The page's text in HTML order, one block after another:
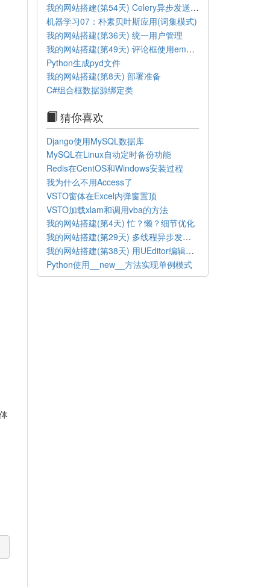
我的网站搭建(第54天) Celery异步发送邮件
机器学习07：朴素贝叶斯应用(词集模式)
我的网站搭建(第36天) 统一用户管理
我的网站搭建(第49天) 评论框使用emoji表情
Python生成pyd文件
我的网站搭建(第8天) 部署准备
C#组合框数据源绑定类
猜你喜欢
Django使用MySQL数据库
MySQL在Linux自动定时备份功能
Redis在CentOS和Windows安装过程
我为什么不用Access了
VSTO窗体在Excel内弹窗置顶
VSTO加载xlam和调用vba的方法
我的网站搭建(第4天) 忙？懒？细节优化
我的网站搭建(第29天) 多线程异步发送邮件
我的网站搭建(第38天) 用UEditor编辑博文
Python使用__new__方法实现单例模式